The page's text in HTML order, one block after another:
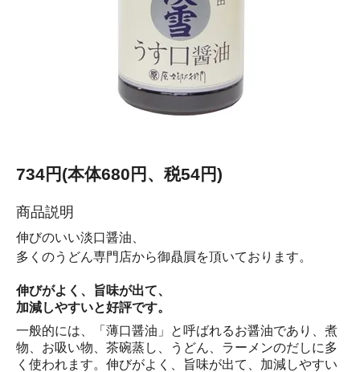
734円(本体680円、税54円)
商品説明
伸びのいい淡口醤油、
多くのうどん専門店から御贔屓を頂いております。
伸びがよく、旨味が出て、
加減しやすいと好評です。
一般的には、「薄口醤油」と呼ばれるお醤油であり、煮
物、お吸い物、茶碗蒸し、うどん、ラーメンのだしに多
く使われます。伸びがよく、旨味が出て、加減しやすい